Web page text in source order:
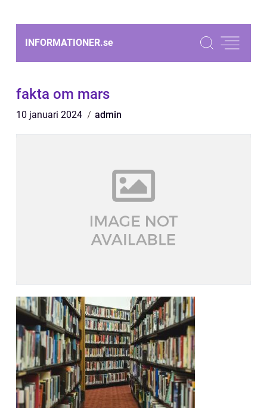
INFORMATIONER.se
fakta om mars
10 januari 2024 admin